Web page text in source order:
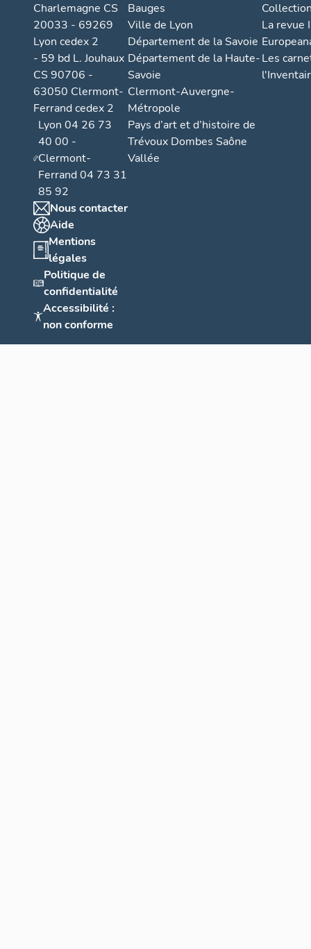
Charlemagne CS
20033 - 69269
Lyon cedex 2
- 59 bd L. Jouhaux
CS 90706 -
63050 Clermont-
Ferrand cedex 2
Lyon 04 26 73
40 00 -
Clermont-
Ferrand 04 73 31
85 92
Nous contacter
Aide
Mentions
légales
Politique de
confidentialité
Accessibilité :
non conforme
Bauges
Ville de Lyon
Département de la Savoie
Département de la Haute-
Savoie
Clermont-Auvergne-
Métropole
Pays d’art et d’histoire de
Trévoux Dombes Saône
Vallée
La revue
Les